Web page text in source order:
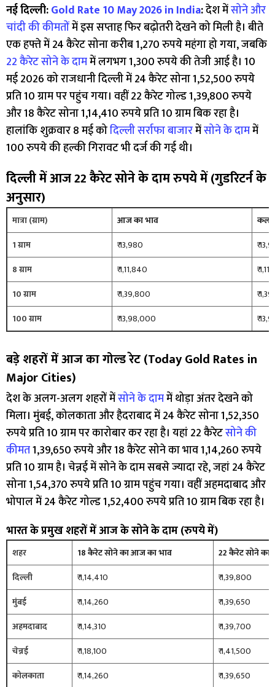
नई दिल्ली:Gold Rate 10 May 2026 in India:देश मेंसोने और
चांदी की कीमतोंमें इस सप्ताह फिर बढ़ोतरी देखने को मिली है। बीते
एक हफ्ते में 24 कैरेट सोना करीब 1,270 रुपये महंगा हो गया, जबकि
22 कैरेट सोने के दाममें लगभग 1,300 रुपये की तेजी आई है। 10
मई 2026 को राजधानी दिल्ली में 24 कैरेट सोना 1,52,500 रुपये
प्रति 10 ग्राम पर पहुंच गया। वहीं 22 कैरेट गोल्ड 1,39,800 रुपये
और 18 कैरेट सोना 1,14,410 रुपये प्रति 10 ग्राम बिक रहा है।
हालांकि शुक्रवार 8 मई कोदिल्ली सर्राफा बाजारमेंसोने के दाममें
100 रुपये की हल्की गिरावट भी दर्ज की गई थी।
दिल्ली में आज 22 कैरेट सोने के दाम रुपये में (गुडरिटर्न के
अनुसार)
मात्रा (ग्राम) आज का भाव
कल
1 ग्राम
₹ 13,980
₹
8 ग्राम
₹ 1,11,840
₹
10 ग्राम
₹ 1,39,800
₹
100 ग्राम
₹ 13,98,000 ₹
बड़े शहरों में आज का गोल्ड रेट (Today Gold Rates in
Major Cities)
देश के अलग-अलग शहरों मेंसोने के दाममें थोड़ा अंतर देखने को
मिला। मुंबई, कोलकाता और हैदराबाद में 24 कैरेट सोना 1,52,350
रुपये प्रति 10 ग्राम पर कारोबार कर रहा है। यहां 22 कैरेटसोने की
कीमत1,39,650 रुपये और 18 कैरेट सोने का भाव 1,14,260 रुपये
प्रति 10 ग्राम है। चेन्नई में सोने के दाम सबसे ज्यादा रहे, जहां 24 कैरेट
सोना 1,54,370 रुपये प्रति 10 ग्राम पहुंच गया। वहीं अहमदाबाद और
भोपाल में 24 कैरेट गोल्ड 1,52,400 रुपये प्रति 10 ग्राम बिक रहा है।
भारत के प्रमुख शहरों में आज के सोने के दाम (रुपये में)
शहर 18 कैरेट सोने का आज का भाव
22 कैरेट सोने
दिल्ली
₹ 1,14,410
₹ 1,39,800
मुंबई
₹ 1,14,260
₹ 1,39,650
अहमदाबाद
₹ 1,14,310
₹ 1,39,700
चेन्नई
₹ 1,18,100
₹ 1,41,500
कोलकाता
₹ 1,14,260
₹ 1,39,650